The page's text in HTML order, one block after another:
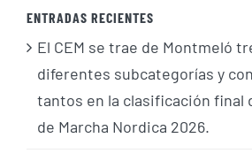
ENTRADAS RECIENTES
El CEM se trae de Montmeló
diferentes subcategorías y
tantos en la clasificación final
de Marcha Nordica 2026.